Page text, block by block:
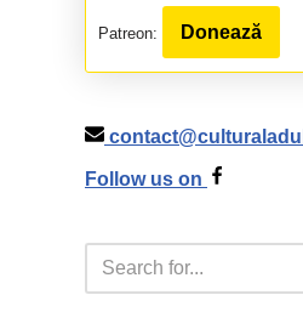
Patreon: Donează
Follow us on